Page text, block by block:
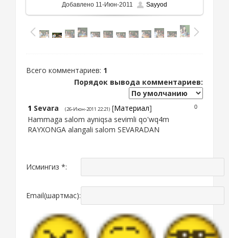
Добавлено 11-Июн-2011 Sayyod
Всего комментариев: 1
Порядок вывода комментариев:
0
1 Sevara (26-Июн-2011 22:21) [Материал]
Hammaga salom ayniqsa sevimli qo'wq4m
RAYXONGA alangali salom SEVARADAN
Исмингиз *:
Email(шартмас):